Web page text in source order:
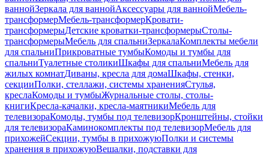
ваннойЗеркала для ваннойАксессуары для ваннойМебель-
трансформерМебель-трансформерКровати-
трансформерыДетские кроватки-трансформерыСтолы-
трансформерыМебель для спальниЗеркалаКомплекты мебели
для спальниПрикроватные тумбыКомоды и тумбы для
спальниТуалетные столикиШкафы для спальниМебель для
жилых комнатДиваны, кресла для домаШкафы, стенки,
секцииПолки, стеллажи, системы храненияСтулья,
креслаКомоды и тумбыЖурнальные столы, столы-
книгиКресла-качалки, кресла-маятникиМебель для
телевизораКомоды, тумбы под телевизорКронштейны, стойки
для телевизораКаминокомплекты под телевизорМебель для
прихожейСекции, тумбы в прихожуюПолки и системы
хранения в прихожуюВешалки, подставки для